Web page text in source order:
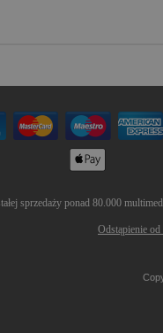
sprzedaży ponad 80.000
Odstąpienie